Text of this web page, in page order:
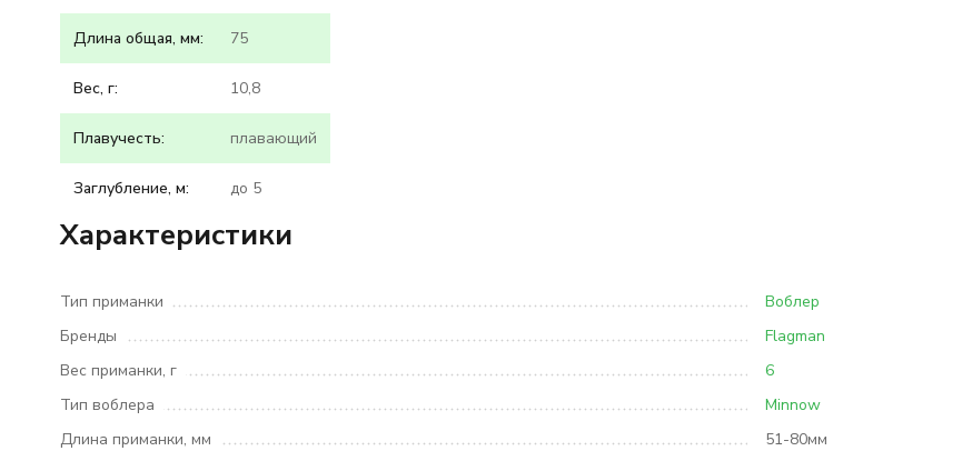
Длина общая, мм: 75
Вес, г: 10,8
Плавучесть: плавающий
Заглубление, м: до 5
Характеристики
Тип приманки
Воблер
Бренды
Flagman
Вес приманки, г
6
Тип воблера
Minnow
Длина приманки, мм
51-80мм